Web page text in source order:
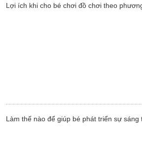
Lợi ích khi cho bé chơi đồ chơi theo
Làm thế nào để giúp bé phát triển sự sáng